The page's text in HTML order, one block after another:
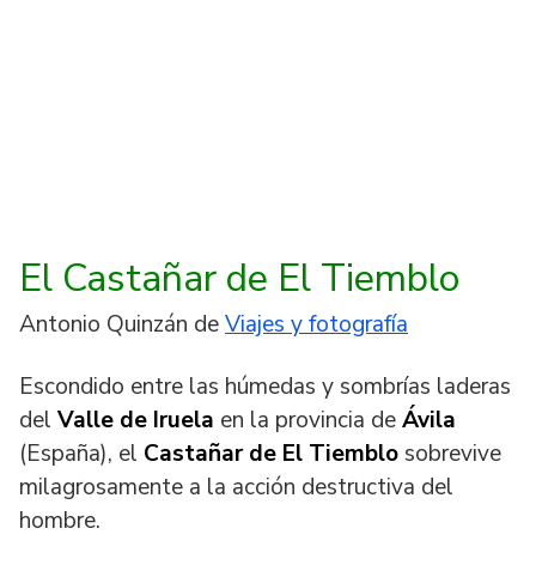
El Castañar de El Tiemblo
Antonio Quinzán deViajes y fotografía
Escondido entre las húmedas y sombrías laderas
del Valle de Iruela en la provincia deÁvila
(España), el Castañar de El Tiemblo sobrevive
milagrosamente a la acción destructiva del
hombre.